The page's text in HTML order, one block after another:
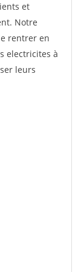
et
Notre
rentrer en
electricites à
leurs